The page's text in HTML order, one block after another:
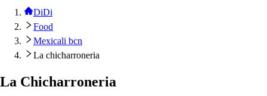
DiDi
Food
Mexicali bcn
La chicharroneria
La Chicharroneria